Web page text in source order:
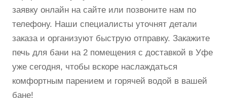
заявку онлайн на сайте или позвоните нам по
телефону. Наши специалисты уточнят детали
заказа и организуют быструю отправку. Закажите
печь для бани на 2 помещения с доставкой в Уфе
уже сегодня, чтобы вскоре наслаждаться
комфортным парением и горячей водой в вашей
бане!